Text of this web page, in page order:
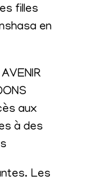
filles
en
aux
à des
Les